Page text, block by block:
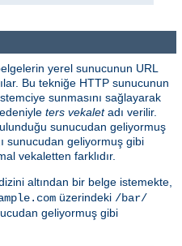
yerel sunucunun URL
Bu tekniğe HTTP sunucunun
sunmasını sağlayarak
ters vekaletadı verilir.
sunucudan geliyormuş
sunucudan geliyormuş gibi
vekaletten farklıdır.
altından bir belge istemekte,
üzerindeki /bar/
geliyormuş gibi